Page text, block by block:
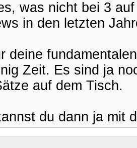
was nicht bei 3
in den letzten
deine
Zeit. Es sind ja
auf dem Tisch.
du dann ja mit